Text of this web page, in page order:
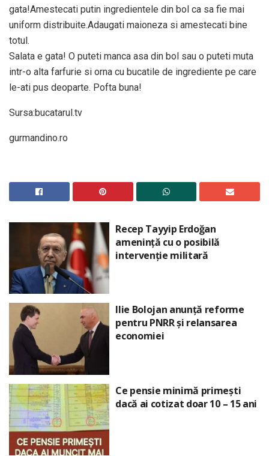
gata!Amestecati putin ingredientele din bol ca sa fie mai
uniform distribuite.Adaugati maioneza si amestecati bine
totul.
Salata e gata! O puteti manca asa din bol sau o puteti muta
intr-o alta farfurie si orna cu bucatile de ingrediente pe care
le-ati pus deoparte. Pofta buna!
Sursa:bucatarul.tv
gurmandino.ro
Recep Tayyip Erdoğan
amenință cu o posibilă
intervenție militară
Ilie Bolojan anunță reforme
pentru PNRR și relansarea
economiei
Ce pensie minimă primești
dacă ai cotizat doar 10 – 15 ani